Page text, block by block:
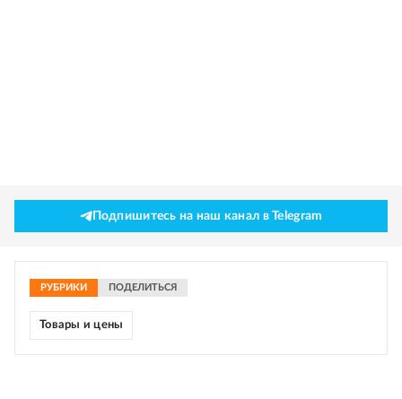
Подпишитесь на наш канал в Telegram
РУБРИКИ ПОДЕЛИТЬСЯ
Товары и цены